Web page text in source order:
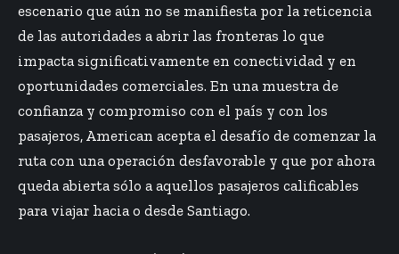
escenario que aún no se manifiesta por la reticencia
de las autoridades a abrir las fronteras lo que
impacta significativamente en conectividad y en
oportunidades comerciales. En una muestra de
confianza y compromiso con el país y con los
pasajeros, American acepta el desafío de comenzar la
ruta con una operación desfavorable y que por ahora
queda abierta sólo a aquellos pasajeros calificables
para viajar hacia o desde Santiago.